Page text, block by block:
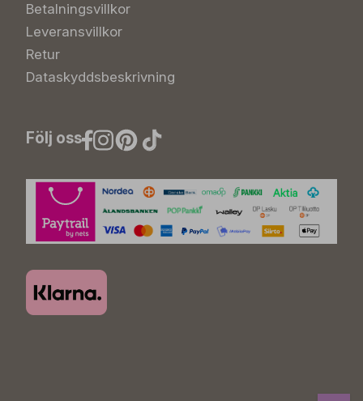
Betalningsvillkor
Leveransvillkor
Retur
Dataskyddsbeskrivning
Följ oss